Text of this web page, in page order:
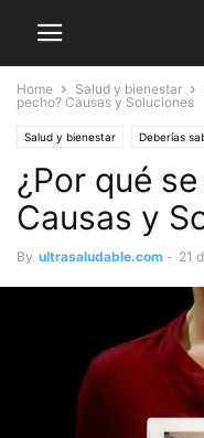
Home Salud y bienestar
pecho? Causas y Soluciones
Salud y bienestar Deberías
¿Por qué
Causas y
By ultrasaludable.com - 21